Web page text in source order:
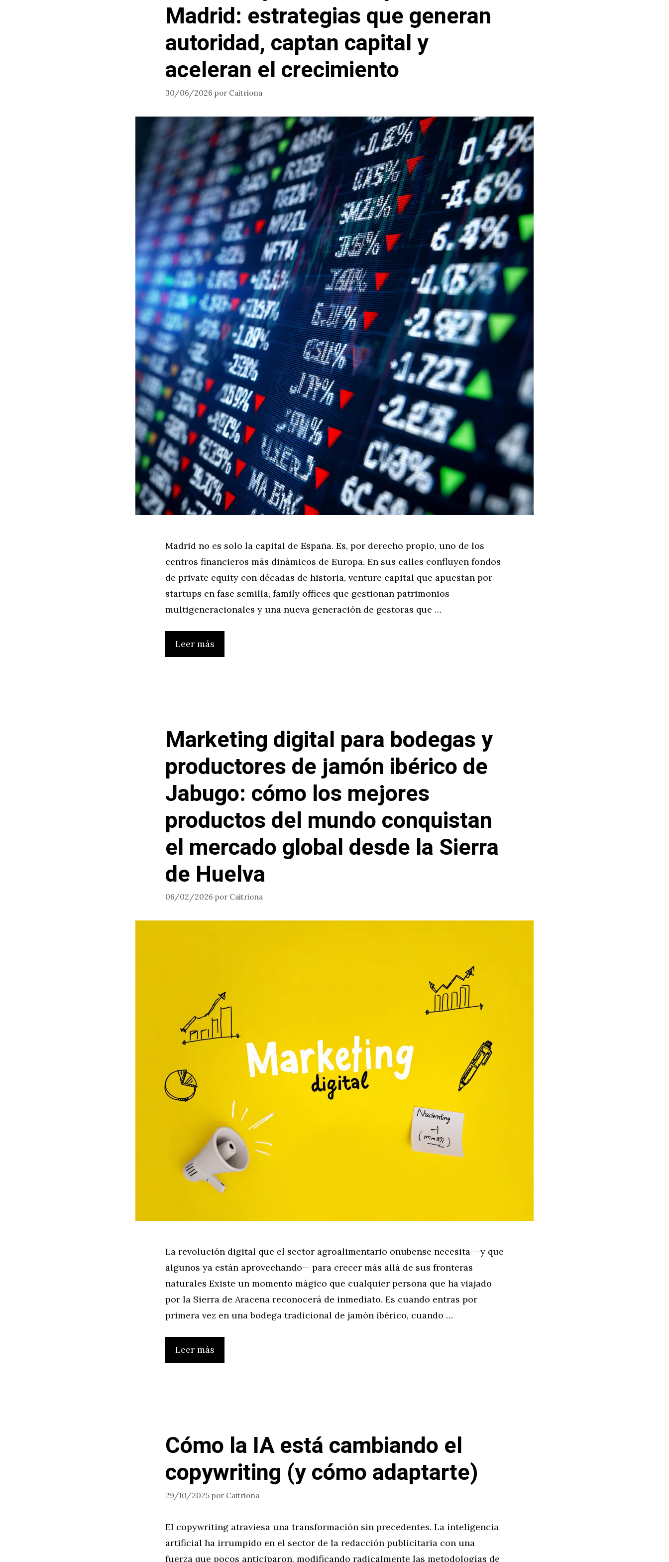
Madrid: estrategias que generan
autoridad, captan capital y
aceleran el crecimiento
30/06/2026 por Caitriona
Madrid no es solo la capital de España. Es, por derecho propio, uno de los
centros financieros más dinámicos de Europa. En sus calles confluyen fondos
de private equity con décadas de historia, venture capital que apuestan por
startups en fase semilla, family offices que gestionan patrimonios
multigeneracionales y una nueva generación de gestoras que …
Leer más
Marketing digital para bodegas y
productores de jamón ibérico de
Jabugo: cómo los mejores
productos del mundo conquistan
el mercado global desde la Sierra
de Huelva
06/02/2026 por Caitriona
La revolución digital que el sector agroalimentario onubense necesita —y que
algunos ya están aprovechando— para crecer más allá de sus fronteras
naturales Existe un momento mágico que cualquier persona que ha viajado
por la Sierra de Aracena reconocerá de inmediato. Es cuando entras por
primera vez en una bodega tradicional de jamón ibérico, cuando …
Leer más
Cómo la IA está cambiando el
copywriting (y cómo adaptarte)
29/10/2025 por Caitriona
El copywriting atraviesa una transformación sin precedentes. La inteligencia
artificial ha irrumpido en el sector de la redacción publicitaria con una
fuerza que pocos anticiparon, modificando radicalmente las metodologías de